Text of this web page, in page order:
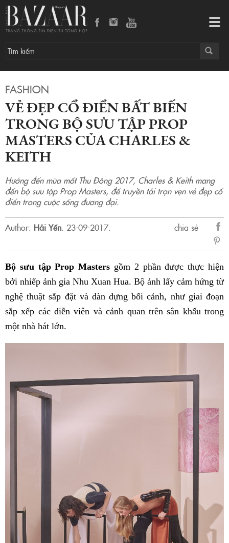
FASHION
VẺ ĐẸP CỔ ĐIỂN BẤT BIẾN
TRONG BỘ SƯU TẬP PROP
MASTERS CỦA CHARLES &
KEITH
Hướng đến mùa mốt Thu Đông 2017, Charles & Keith mang
đến bộ sưu tập Prop Masters, để truyền tải trọn vẹn vẻ đẹp cổ
điển trong cuộc sống đương đại.
Author: Hải Yến. 23-09-2017.
chia sẻ
sẻ
Bộ sưu tậpProp Masters gồm 2 phần được thực hiện
bởi nhiếp ảnh gia Nhu Xuan Hua. Bộ ảnh lấy cảm hứng từ
nghệ thuật sắp đặt và dàn dựng bối cảnh, như giai đoạn
sắp xếp các diễn viên và cảnh quan trên sân khấu trong
một nhà hát lớn.
Vẻ đẹp cổ điển bất biến trong bộ sưu tập Prop Masters của Charles